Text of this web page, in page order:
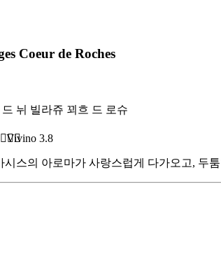
Coeur de Roches
뉘 빌라쥬 꾀흐 드 로슈
Vivino 3.8
시스의 아로마가 사랑스럽게 다가오고, 두